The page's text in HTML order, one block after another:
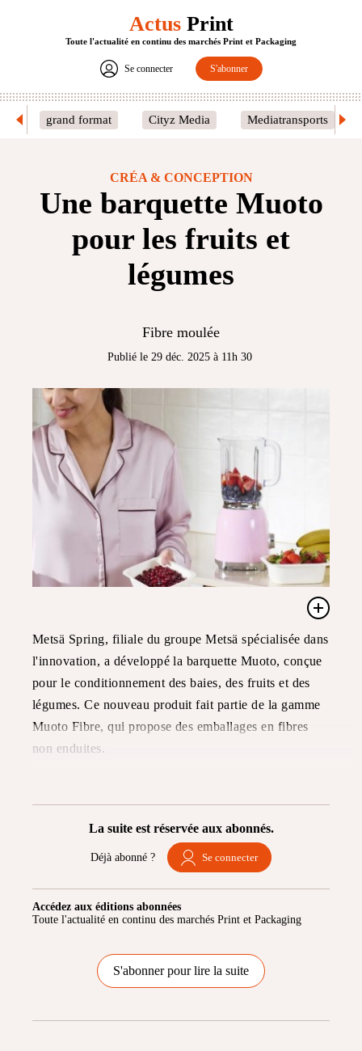
ActusPrint
Toute l'actualité en continu des marchés Print et Packaging
Se connecter S'abonner
grand format Cityz Media Mediatransports
CRÉA & CONCEPTION
Une barquette Muoto
pour les fruits et
légumes
Fibre moulée
Publié le 29 déc. 2025 à 11h 30
Metsä Spring, filiale du groupe Metsä spécialisée dans
l'innovation, a développé la barquette Muoto, conçue
pour le conditionnement des baies, des fruits et des
légumes. Ce nouveau produit fait partie de la gamme
Muoto Fibre, qui propose des emballages en fibres
non enduites.
La suite est réservée aux abonnés.
Déjà abonné ? Se connecter
Accédez aux éditions abonnées
Toute l'actualité en continu des marchés Print et Packaging
S'abonner pour lire la suite